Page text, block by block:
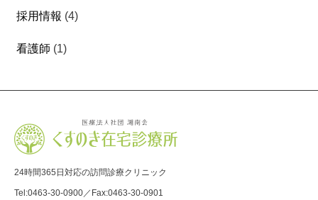
採用情報 (4)
看護師 (1)
24時間365日対応の訪問診療クリニック
Tel:0463-30-0900 ／Fax:0463-30-0901